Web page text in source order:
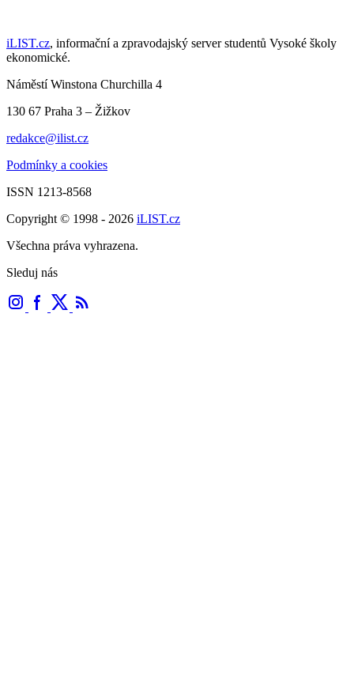
iLIST.cz, informační a zpravodajský server studentů Vysoké školy
ekonomické.
Náměstí Winstona Churchilla 4
130 67 Praha 3 – Žižkov
redakce@ilist.cz
Podmínky a cookies
ISSN 1213-8568
Copyright © 1998 - 2026 iLIST.cz
Všechna práva vyhrazena.
Sleduj nás